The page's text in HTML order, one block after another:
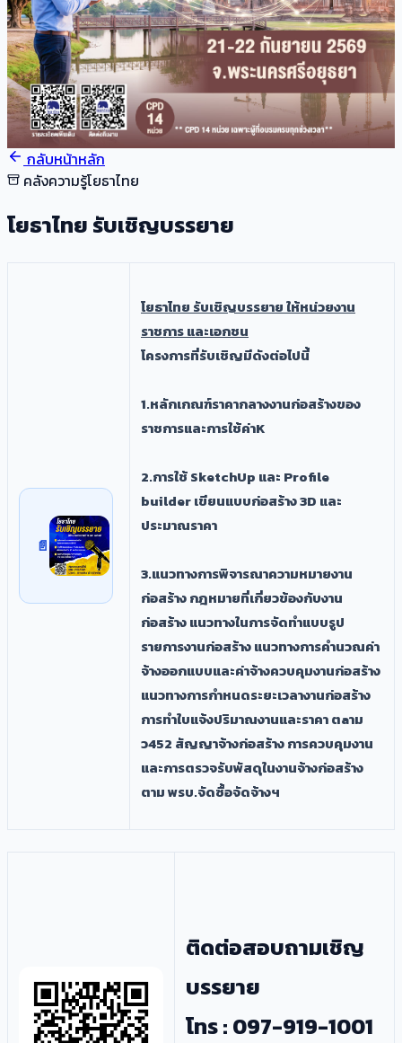
กลับหน้าหลัก
คลังความรู้โยธาไทย
โยธาไทย รับเชิญบรรยาย
​โยธาไทย รับเชิญบรรยาย ให้หน่วยงาน
ราชการ และเอกชน
โครงการที่รับเชิญมีดังต่อไปนี้
1.หลักเกณฑ์ราคากลางงานก่อสร้างของ
ราชการและการใช้ค่าK
2.การใช้ SketchUp และ Profile
builder เขียนแบบก่อสร้าง 3D และ
ประมาณราคา
3.แนวทางการพิจารณาความหมายงาน
ก่อสร้าง กฎหมายที่เกี่ยวข้องกับงาน
ก่อสร้าง แนวทางในการจัดทำแบบรูป
รายการงานก่อสร้าง แนวทางการคำนวณค่า
จ้างออกแบบและค่าจ้างควบคุมงานก่อสร้าง
แนวทางการกำหนดระยะเวลางานก่อสร้าง
การทำใบแจ้งปริมาณงานและราคา ตaาม
ว452 สัญญาจ้างก่อสร้าง การควบคุมงาน
และการตรวจรับพัสดุในงานจ้างก่อสร้าง
ตาม พรบ.จัดซื้อจัดจ้างฯ
ติดต่อสอบถามเชิญ
บรรยาย
โทร : 097-919-1001